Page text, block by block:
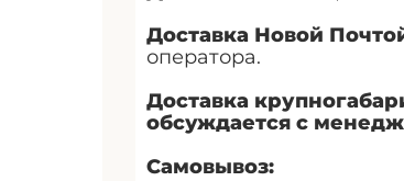
Доставка Новой
оператора.
Доставка
обсуждается с
Самовывоз: